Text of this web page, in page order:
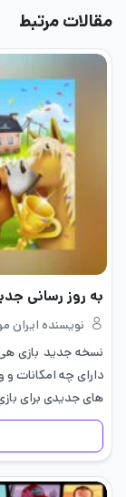
مقالات مرتبط
به روز رسانی
نویسنده ایران
دارای چه امکانات
های جدیدی برای